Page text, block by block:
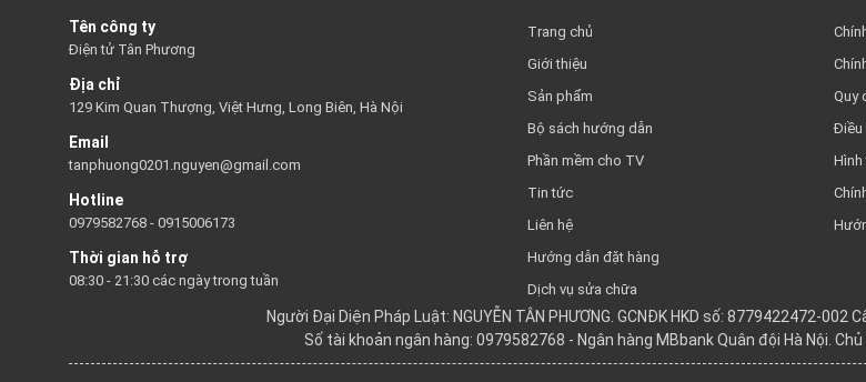
Tên công ty
Điện tử Tân Phương
Địa chỉ
129 Kim Quan Thượng, Việt Hưng, Long Biên, Hà Nội
Email
tanphuong0201.nguyen@gmail.com
Hotline
0979582768 - 0915006173
Thời gian hỗ trợ
08:30 - 21:30 các ngày trong tuần
Trang chủ
Giới thiệu
Sản phẩm
Bộ sách hướng dẫn
Phần mềm cho TV
Tin tức
Liên hệ
Hướng dẫn đặt hàng
Dịch vụ sửa chữa
Quy
Điều
Hình
Người Đại Diện Pháp Luật: NGUYỄN TÂN PHƯƠNG. GCNĐK HKD số: 8779422472-002
Số tài khoản ngân hàng: 0979582768 - Ngân hàng MBbank Quân đội Hà Nội.